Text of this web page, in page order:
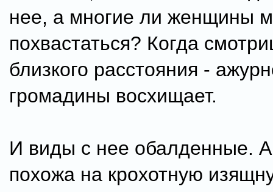
нее, а многие ли женщины
похвастаться? Когда
близкого расстояния -
громадины восхищает.
И виды с нее обалденные.
похожа на крохотную